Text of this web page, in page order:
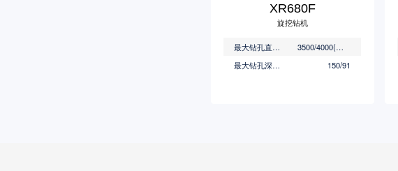
XR680F
旋挖钻机
最大钻孔直径(mm)
3500/4000(特配)
最大钻孔深度(m)
150/91